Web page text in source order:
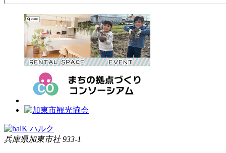
兵庫県加東市社 933-1